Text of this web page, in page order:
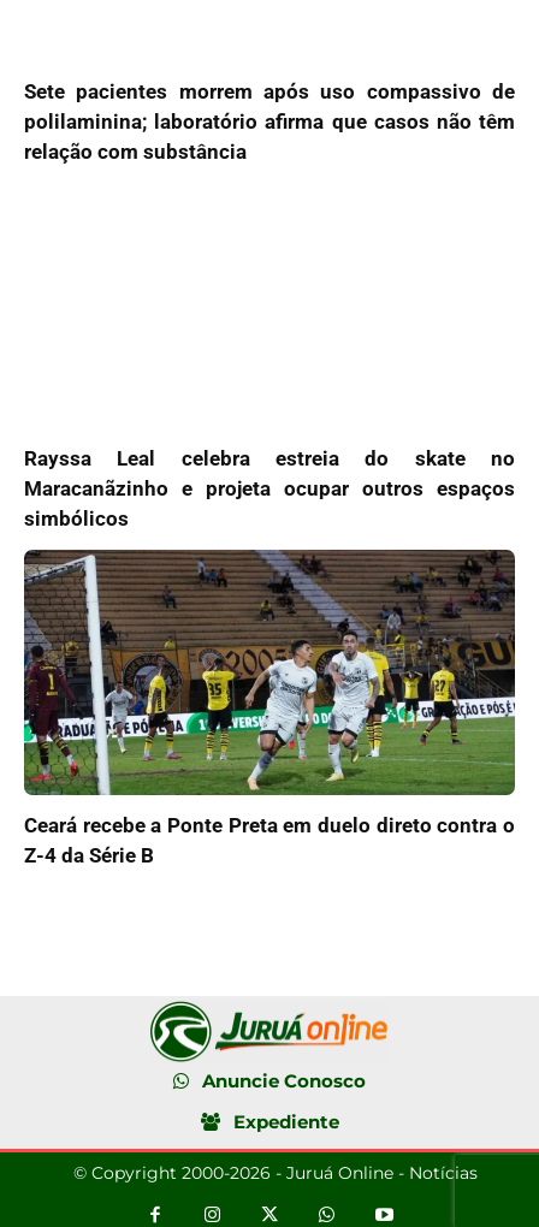
Sete pacientes morrem após uso compassivo de
polilaminina; laboratório afirma que casos não têm
relação com substância
Rayssa Leal celebra estreia do skate no
Maracanãzinho e projeta ocupar outros espaços
simbólicos
Ceará recebe a Ponte Preta em duelo direto contra o
Z-4 da Série B
Anuncie Conosco
Expediente
© Copyright 2000-2026 - Juruá Online - Notícias